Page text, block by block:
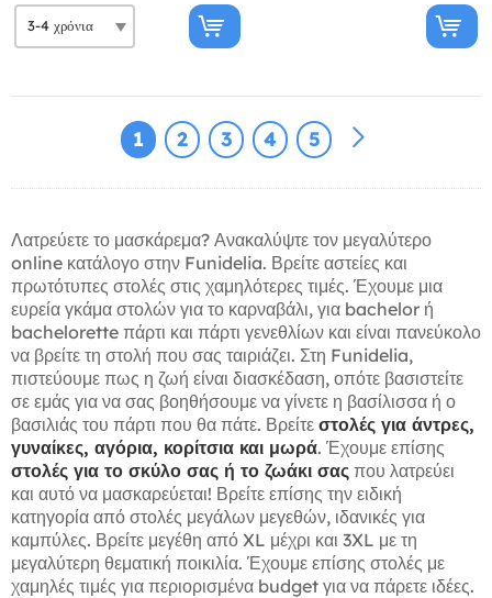
1 2 3 4 5
Λατρεύετε το μασκάρεμα? Ανακαλύψτε τον μεγαλύτερο
online κατάλογο στην Funidelia. Βρείτε αστείες και
πρωτότυπες στολές στις χαμηλότερες τιμές. Έχουμε μια
ευρεία γκάμα στολών για το καρναβάλι, για bachelor ή
bachelorette πάρτι και πάρτι γενεθλίων και είναι πανεύκολο
να βρείτε τη στολή που σας ταιριάζει. Στη Funidelia,
πιστεύουμε πως η ζωή είναι διασκέδαση, οπότε βασιστείτε
σε εμάς για να σας βοηθήσουμε να γίνετε η βασίλισσα ή ο
βασιλιάς του πάρτι που θα πάτε. Βρείτε στολές για άντρες,
γυναίκες, αγόρια, κορίτσια και μωρά. Έχουμε επίσης
στολές για το σκύλο σας ή το ζωάκι σας που λατρεύει
και αυτό να μασκαρεύεται! Βρείτε επίσης την ειδική
κατηγορία από στολές μεγάλων μεγεθών, ιδανικές για
καμπύλες. Βρείτε μεγέθη από XL μέχρι και 3XL με τη
μεγαλύτερη θεματική ποικιλία. Έχουμε επίσης στολές με
χαμηλές τιμές για περιορισμένα budget για να πάρετε ιδέες.